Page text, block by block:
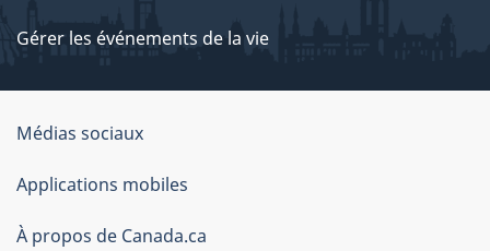
Gérer les événements de la vie
Organisation
du
gouvernement
du
Médias sociaux
Applications mobiles
À propos de Canada.ca